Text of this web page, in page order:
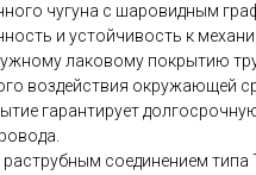
чугуна с шаровидным
и устойчивость к
лаковому покрытию
воздействия окружающей
гарантирует
соединением типа